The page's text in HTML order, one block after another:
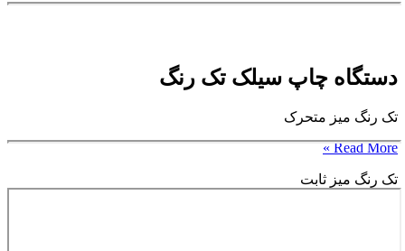
دستگاه چاپ سیلک تک رنگ
تک رنگ میز متحرک
Read More »
تک رنگ میز ثابت